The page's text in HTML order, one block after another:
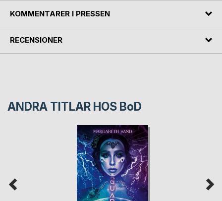
KOMMENTARER I PRESSEN
RECENSIONER
ANDRA TITLAR HOS BoD